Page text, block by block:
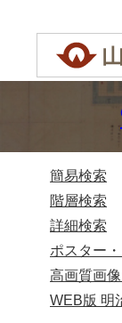
簡易検索
階層検索
詳細検索
ポスター
高画質画
WEB版 明